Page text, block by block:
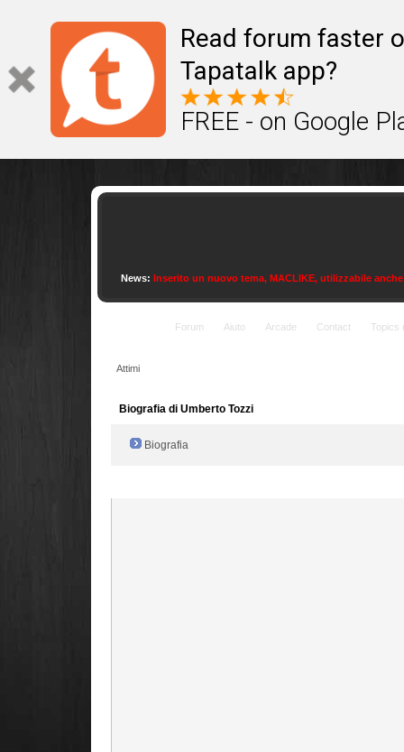
Read forum faster
Tapatalk app?
FREE - on Google
News: Inserito un nuovo tema, MACLIKE, utilizzabile
Forum Aiuto Arcade Contact Topics
Attimi
Biografia di Umberto Tozzi
Biografia